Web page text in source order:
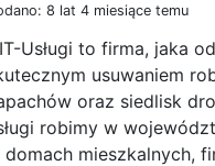
8 lat 4 miesiące temu
Usługi to firma, jaka
usuwaniem
oraz siedlisk
robimy w
domach mieszkalnych,